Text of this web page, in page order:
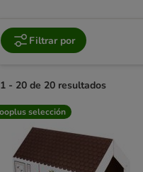
Filtrar por
1 - 20 de 20 resultados
product items have been changed
selección